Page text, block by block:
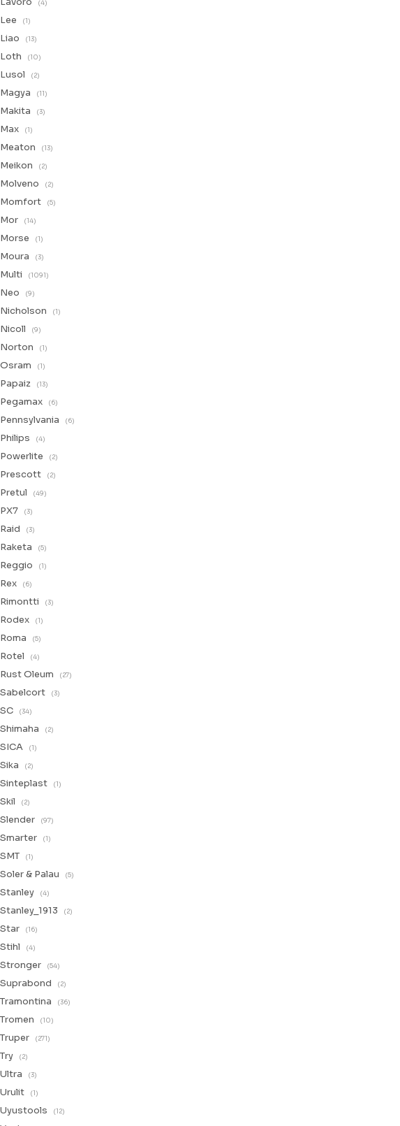
(4)
Lee (1)
Liao (13)
Loth (10)
Lusol (2)
Magya (11)
Makita (3)
Max (1)
Meaton (13)
Meikon (2)
Molveno (2)
Momfort (5)
Mor (14)
Morse (1)
Moura (3)
Multi (1091)
Neo (9)
Nicholson (1)
Nicoll (9)
Norton (1)
Osram (1)
Papaiz (13)
Pegamax (6)
Pennsylvania (6)
Philips (4)
Powerlite (2)
Prescott (2)
Pretul (49)
PX7 (3)
Raid (3)
Raketa (5)
Reggio (1)
Rex (6)
Rimontti (3)
Rodex (1)
Roma (5)
Rotel (4)
Rust Oleum (27)
Sabelcort (3)
SC (34)
Shimaha (2)
SICA (1)
Sika (2)
Sinteplast (1)
Skil (2)
Slender (97)
Smarter (1)
SMT (1)
Soler & Palau (5)
Stanley (4)
Stanley_1913 (2)
Star (16)
Stihl (4)
Stronger (54)
Suprabond (2)
Tramontina (36)
Tromen (10)
Truper (271)
Try (2)
Ultra (3)
Urulit (1)
Uyustools (12)